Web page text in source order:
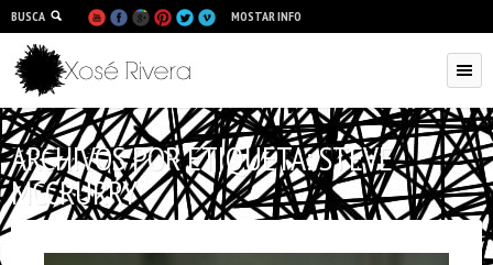
BUSCA MOSTAR INFO
ARCHIVOS POR ETIQUETA:STEVE
MCCRURRY